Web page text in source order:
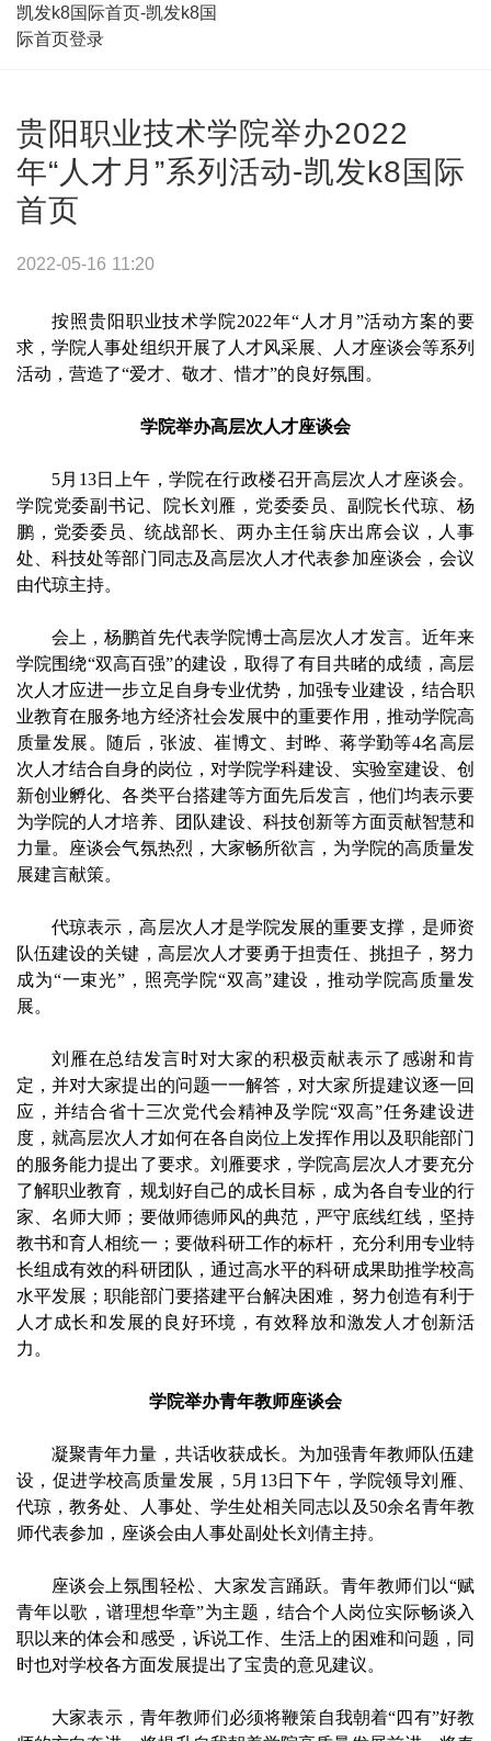
凯发k8国际首页-凯发k8国
际首页登录
贵阳职业技术学院举办2022
年“人才月”系列活动-凯发k8国际
首页
2022-05-16 11:20
按照贵阳职业技术学院2022年“人才月”活动方案的要
求，学院人事处组织开展了人才风采展、人才座谈会等系列
活动，营造了“爱才、敬才、惜才”的良好氛围。
学院举办高层次人才座谈会
5月13日上午，学院在行政楼召开高层次人才座谈会。
学院党委副书记、院长刘雁，党委委员、副院长代琼、杨
鹏，党委委员、统战部长、两办主任翁庆出席会议，人事
处、科技处等部门同志及高层次人才代表参加座谈会，会议
由代琼主持。
会上，杨鹏首先代表学院博士高层次人才发言。近年来
学院围绕“双高百强”的建设，取得了有目共睹的成绩，高层
次人才应进一步立足自身专业优势，加强专业建设，结合职
业教育在服务地方经济社会发展中的重要作用，推动学院高
质量发展。随后，张波、崔博文、封晔、蒋学勤等4名高层
次人才结合自身的岗位，对学院学科建设、实验室建设、创
新创业孵化、各类平台搭建等方面先后发言，他们均表示要
为学院的人才培养、团队建设、科技创新等方面贡献智慧和
力量。座谈会气氛热烈，大家畅所欲言，为学院的高质量发
展建言献策。
代琼表示，高层次人才是学院发展的重要支撑，是师资
队伍建设的关键，高层次人才要勇于担责任、挑担子，努力
成为“一束光”，照亮学院“双高”建设，推动学院高质量发
展。
刘雁在总结发言时对大家的积极贡献表示了感谢和肯
定，并对大家提出的问题一一解答，对大家所提建议逐一回
应，并结合省十三次党代会精神及学院“双高”任务建设进
度，就高层次人才如何在各自岗位上发挥作用以及职能部门
的服务能力提出了要求。刘雁要求，学院高层次人才要充分
了解职业教育，规划好自己的成长目标，成为各自专业的行
家、名师大师；要做师德师风的典范，严守底线红线，坚持
教书和育人相统一；要做科研工作的标杆，充分利用专业特
长组成有效的科研团队，通过高水平的科研成果助推学校高
水平发展；职能部门要搭建平台解决困难，努力创造有利于
人才成长和发展的良好环境，有效释放和激发人才创新活
力。
学院举办青年教师座谈会
凝聚青年力量，共话收获成长。为加强青年教师队伍建
设，促进学校高质量发展，5月13日下午，学院领导刘雁、
代琼，教务处、人事处、学生处相关同志以及50余名青年教
师代表参加，座谈会由人事处副处长刘倩主持。
座谈会上氛围轻松、大家发言踊跃。青年教师们以“赋
青年以歌，谱理想华章”为主题，结合个人岗位实际畅谈入
职以来的体会和感受，诉说工作、生活上的困难和问题，同
时也对学校各方面发展提出了宝贵的意见建议。
大家表示，青年教师们必须将鞭策自我朝着“四有”好教